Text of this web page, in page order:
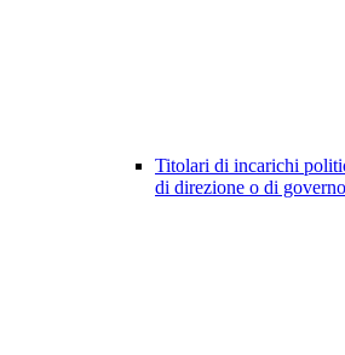
Titolari di incarichi
di direzione o di governo